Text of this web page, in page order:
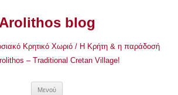
Arolithos blog
Κρητικό Χωριό / Η Κρήτη & η παράδοσή
– Traditional Cretan Village!
Μενού